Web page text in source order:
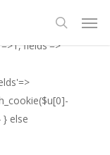
&&
} else
search